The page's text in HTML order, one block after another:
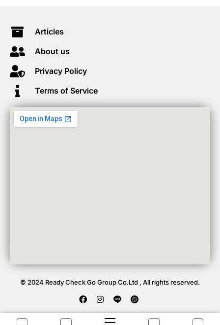
Articles
About us
Privacy Policy
Terms of Service
© 2024 Ready Check Go Group Co.Ltd , All rights reserved.